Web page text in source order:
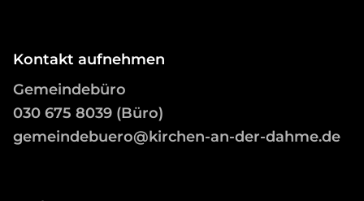
Kontakt aufnehmen
Gemeindebüro
030 675 8039 (Büro)
gemeindebuero@kirchen-an-der-dahme.de